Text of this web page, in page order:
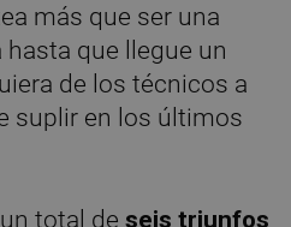
más que ser una
que llegue un
de los técnicos a
suplir en los últimos
total deseis triunfos